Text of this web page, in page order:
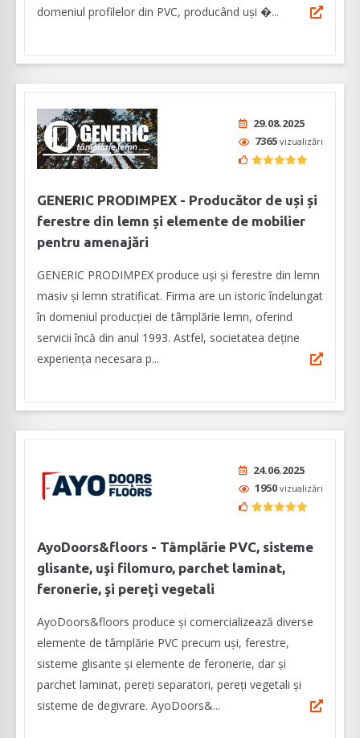
domeniul profilelor din PVC, producând uși �...
29.08.2025
7365 vizualizări
GENERIC PRODIMPEX - Producător de uși și
ferestre din lemn și elemente de mobilier
pentru amenajări
GENERIC PRODIMPEX produce uşi şi ferestre din lemn
masiv şi lemn stratificat. Firma are un istoric îndelungat
în domeniul producției de tâmplărie lemn, oferind
servicii încă din anul 1993. Astfel, societatea deține
experiența necesara p...
24.06.2025
1950 vizualizări
AyoDoors&floors - Tâmplărie PVC, sisteme
glisante, uşi filomuro, parchet laminat,
feronerie, şi pereţi vegetali
AyoDoors&floors produce şi comercializează diverse
elemente de tâmplărie PVC precum uşi, ferestre,
sisteme glisante şi elemente de feronerie, dar şi
parchet laminat, pereţi separatori, pereţi vegetali şi
sisteme de degivrare. AyoDoors&...